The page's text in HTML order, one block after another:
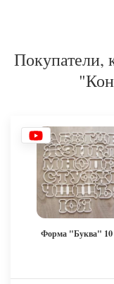
Покупатели,
Форма "Буква" 10